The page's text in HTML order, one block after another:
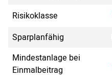
Risikoklasse
Sparplanfähig
Mindestanlage bei
Einmalbeitrag